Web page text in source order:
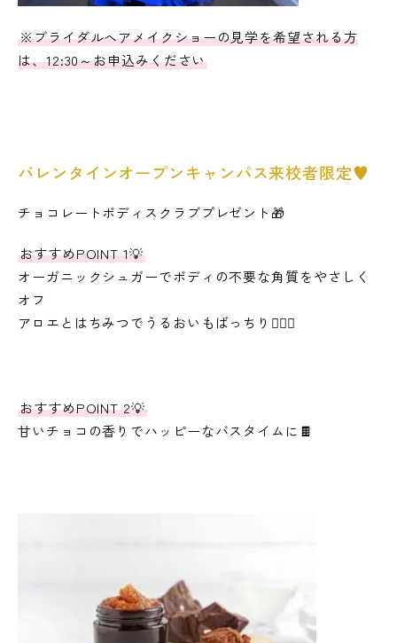
※ブライダルヘアメイクショーの見学を希望される方
は、12:30～お申込みください
バレンタインオープンキャンパス来校者限定♥
チョコレートボディスクラブプレゼント🎁
おすすめPOINT 1💡
オーガニックシュガーでボディの不要な角質をやさしく
オフ
アロエとはちみつでうるおいもばっちり🙆🏻‍♀️
おすすめPOINT 2💡
甘いチョコの香りでハッピーなバスタイムに🍫